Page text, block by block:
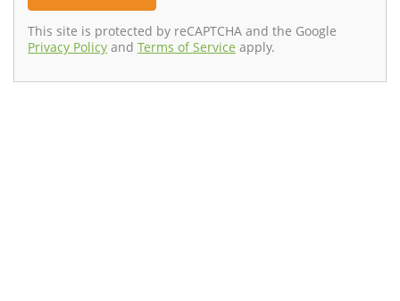
This site is protected by reCAPTCHA and the Google
Privacy Policy and Terms of Service apply.